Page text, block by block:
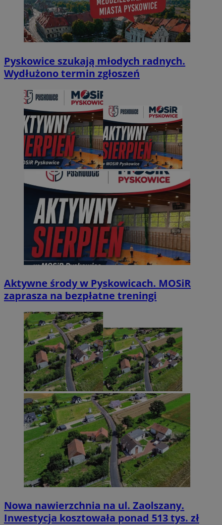
Pyskowice szukają młodych radnych.
Wydłużono termin zgłoszeń
Aktywne środy w Pyskowicach. MOSiR
zaprasza na bezpłatne treningi
Nowa nawierzchnia na ul. Zaolszany.
Inwestycja kosztowała ponad 513 tys. zł